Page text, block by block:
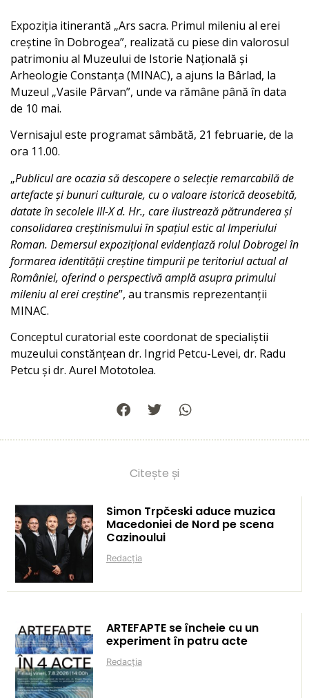
Expoziția itinerantă „Ars sacra. Primul mileniu al erei
creștine în Dobrogea”, realizată cu piese din valorosul
patrimoniu al Muzeului de Istorie Națională și
Arheologie Constanța (MINAC), a ajuns la Bârlad, la
Muzeul „Vasile Pârvan”, unde va rămâne până în data
de 10 mai.
Vernisajul este programat sâmbătă, 21 februarie, de la
ora 11.00.
„Publicul are ocazia să descopere o selecție remarcabilă de
artefacte și bunuri culturale, cu o valoare istorică deosebită,
datate în secolele III-X d. Hr., care ilustrează pătrunderea și
consolidarea creștinismului în spațiul estic al Imperiului
Roman. Demersul expozițional evidențiază rolul Dobrogei în
formarea identității creștine timpurii pe teritoriul actual al
României, oferind o perspectivă amplă asupra primului
mileniu al erei creștine”, au transmis reprezentanții
MINAC.
Conceptul curatorial este coordonat de specialiștii
muzeului constănțean dr. Ingrid Petcu-Levei, dr. Radu
Petcu și dr. Aurel Mototolea.
Citește și
Simon Trpčeski aduce muzica
Macedoniei de Nord pe scena
Cazinoului
Redacția
ARTEFAPTE se încheie cu un
experiment în patru acte
Redacția